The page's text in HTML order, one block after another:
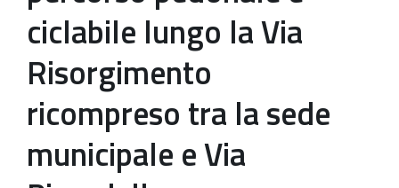
ciclabile lungo la Via
Risorgimento
ricompreso tra la sede
municipale e Via